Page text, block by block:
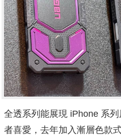
全透系列能展現 iPhone 系
者喜愛，去年加入漸層色款